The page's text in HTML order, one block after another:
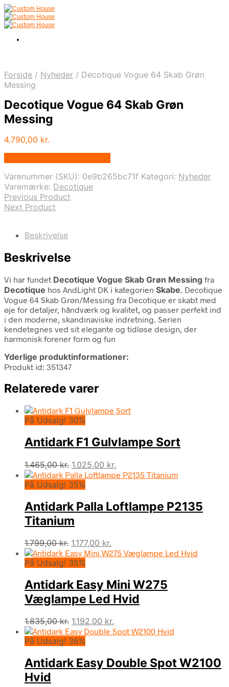
Forside / Nyheder / Decotique Vogue 64 Skab Grøn
Messing
Decotique Vogue 64 Skab Grøn
Messing
4.790,00 kr.
Varenummer (SKU): 0e9b265bc71f Kategori: Nyheder
Varemærke: Decotique
Previous Product
Next Product
Beskrivelse
Beskrivelse
Vi har fundet Decotique Vogue Skab Grøn Messing fra
Decotique hos AndLight DK i kategorien Skabe. Decotique
Vogue 64 Skab Grøn/Messing fra Decotique er skabt med
øje for detaljer, håndværk og kvalitet, og passer perfekt ind
i den moderne, skandinaviske indretning. Serien
kendetegnes ved sit elegante og tidløse design, der
harmonisk forener form og fun
Yderlige produktinformationer:
Produkt id: 351347
Relaterede varer
På Udsalg! 30%
Antidark F1 Gulvlampe Sort
1.465,00kr. Den
oprindelige
pris
1.465,00 kr..
1.025,00 kr.
aktuelle
1.025,00 kr..
På Udsalg! 35%
Antidark Palla Loftlampe P2135
Titanium
1.799,00kr. Den
oprindelige
pris
1.799,00 kr..
1.177,00 kr.
aktuelle
1.177,00 kr..
På Udsalg! 35%
Antidark Easy Mini W275
Væglampe Led Hvid
1.835,00kr. Den
oprindelige
pris
1.835,00 kr..
1.192,00 kr.
aktuelle
1.192,00 kr..
På Udsalg! 36%
Antidark Easy Double Spot W2100
Hvid